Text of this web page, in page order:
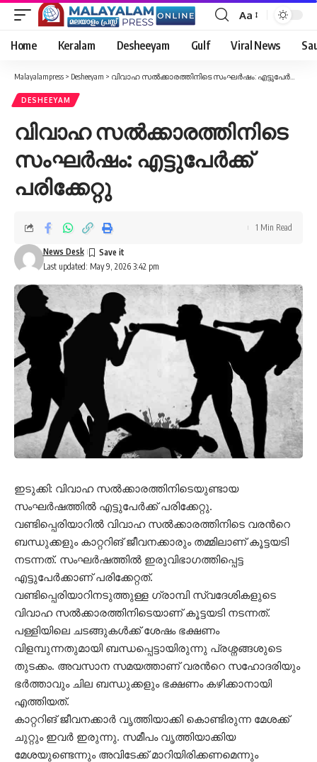
Font
Resizer
Aa
Home Keralam Desheeyam Gulf Viral News
Malayalampress > Desheeyam > വിവാഹ സൽക്കാരത്തിനിടെ സംഘർഷം: എട്ടുപേർക്ക് പരിക്കേറ്റു
DESHEEYAM
വിവാഹ സൽക്കാരത്തിനിടെ
സംഘർഷം: എട്ടുപേർക്ക്
പരിക്കേറ്റു
Last updated: May 9, 2026 3:42 pm
News Desk
1 Min Read
ഇടുക്കി: വിവാഹ സൽക്കാരത്തിനിടെയുണ്ടായ
സംഘർഷത്തിൽ എട്ടുപേർക്ക് പരിക്കേറ്റു.
വണ്ടിപ്പെരിയാറിൽ വിവാഹ സൽക്കാരത്തിനിടെ വരന്‍റെ
ബന്ധുക്കളും കാറ്ററിങ് ജീവനക്കാരും തമ്മിലാണ് കൂട്ടയടി
നടന്നത്. സംഘർഷത്തിൽ ഇരുവിഭാഗത്തിപ്പെട്ട
എട്ടുപേർക്കാണ് പരിക്കേറ്റത്.
വണ്ടിപ്പെരിയാറിനടുത്തുള്ള ഗ്രാമ്പി സ്വദേശികളുടെ
വിവാഹ സൽക്കാരത്തിനിടെയാണ് കൂട്ടയടി നടന്നത്.
പള്ളിയിലെ ചടങ്ങുകൾക്ക് ശേഷം ഭക്ഷണം
വിളമ്പുന്നതുമായി ബന്ധപ്പെട്ടായിരുന്നു പ്രശ്നങ്ങശുടെ
തുടക്കം. അവസാന സമയത്താണ് വരന്‍റെ സഹോദരിയും
ഭർത്താവും ചില ബന്ധുക്കളും ഭക്ഷണം കഴിക്കാനായി
എത്തിയത്.
കാറ്ററിങ് ജീവനക്കാർ വൃത്തിയാക്കി കൊണ്ടിരുന്ന മേശക്ക്
ചുറ്റും ഇവർ ഇരുന്നു. സമീപം വൃത്തിയാക്കിയ
മേശയുണ്ടെന്നും അവിടേക്ക് മാറിയിരിക്കണമെന്നും